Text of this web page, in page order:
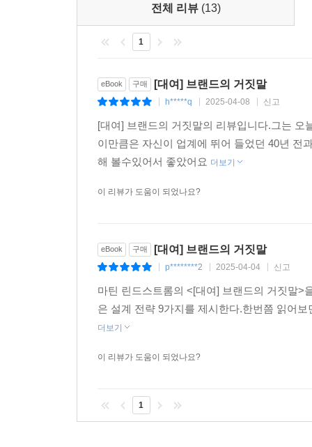
벌어지는 소비란 존재하지 않으며, 우리의 구매
“소비자라면 꼭 한번 읽어라! 마케터라면 두 번 읽
저자는 초판 출간 당시, 과잉소비에 대항해 앞으
도전은 고작 6개월 만에 막을 내린다. 출장지
전문가에게도 브랜드의 은밀한 유혹을 완벽하게
독자들은 “현명한 소비자를 위한 책이라는 탈을
소비자들에겐 한 명의 자유로운 구매자가 될 수
전체 리뷰 (13)
1
eBook 구매 [대여] 브랜드의 거짓말
h*****q 2025-04-08 신고
[대여] 브랜드의 거짓말의 리뷰입니다.그는
이만큼은 자신이 업계에 뛰어 들었던 40년 전
해 볼수있어서 좋았어요 더보기
이 리뷰가 도움이 되었나요?
eBook 구매 [대여] 브랜드의 거짓말
p********2 2025-04-04 신고
마틴 린드스트롬의 <[대여] 브랜드의 거짓말>
은 설계 전략 9가지를 제시한다.한번쯤 읽어
더보기
이 리뷰가 도움이 되었나요?
1